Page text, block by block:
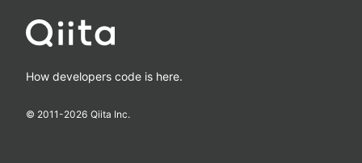
How developers code is here.
© 2011-2026 Qiita Inc.